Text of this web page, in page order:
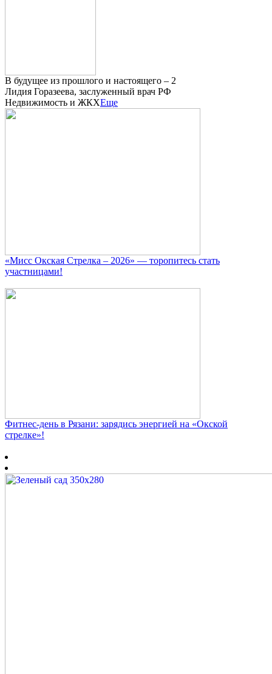
В будущее из прошлого и настоящего – 2
Лидия Горазеева, заслуженный врач РФ
Недвижимость и ЖКХЕще
«Мисс Окская Стрелка – 2026» — торопитесь стать
участницами!
Фитнес‑день в Рязани: зарядись энергией на «Окской
стрелке»!